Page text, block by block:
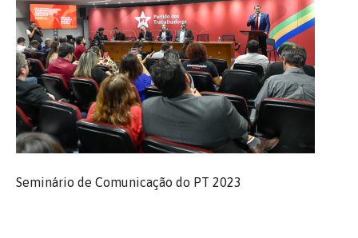
Seminário de Comunicação do PT 2023